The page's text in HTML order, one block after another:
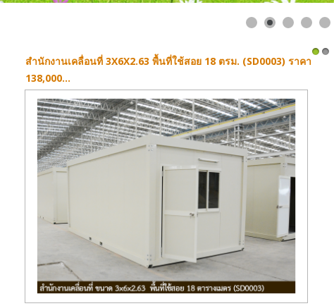
สำนักงานเคลื่อนที่ 3X6X2.63 พื้นที่ใช้สอย 18 ตรม. (SD0003) ราคา
138,000...